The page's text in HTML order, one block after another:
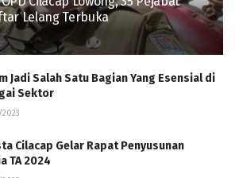
Lelang Terbuka
Jadi Salah Satu Bagian Yang Esensial di
Sektor
Cilacap Gelar Rapat Penyusunan
TA 2024